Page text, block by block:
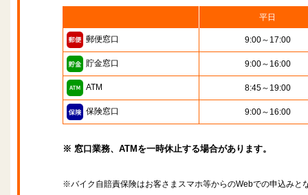
平日
郵便窓口 9:00～17:00
貯金窓口 9:00～16:00
ATM 8:45～19:00
保険窓口 9:00～16:00
※ 窓口業務、ATMを一時休止する場合があります。
※バイク自賠責保険はお客さまスマホ等からのWebでの申込みと